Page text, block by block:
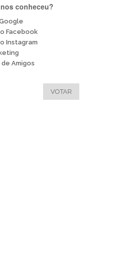
conheceu?
Facebook
Instagram
Amigos
VOTAR